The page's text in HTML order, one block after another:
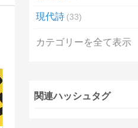
現代詩 33
カテゴリーを全て表示
関連ハッシュタグ